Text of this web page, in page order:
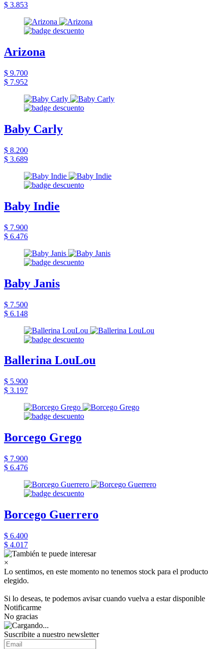
$ 3.853
Arizona
$ 9.700
$ 7.952
Baby Carly
$ 8.200
$ 3.689
Baby Indie
$ 7.900
$ 6.476
Baby Janis
$ 7.500
$ 6.148
Ballerina LouLou
$ 5.900
$ 3.197
Borcego Grego
$ 7.900
$ 6.476
Borcego Guerrero
$ 6.400
$ 4.017
×
Lo sentimos, en este momento no tenemos stock para el producto
elegido.
Si lo deseas, te podemos avisar cuando vuelva a estar disponible
Notificarme
No gracias
Suscribite a nuestro newsletter